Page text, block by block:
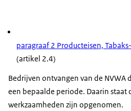
paragraaf 2 Producteisen,
(artikel 2.4)
Bedrijven ontvangen van de NVWA
een bepaalde periode. Daarin staat
werkzaamheden zijn opgenomen.